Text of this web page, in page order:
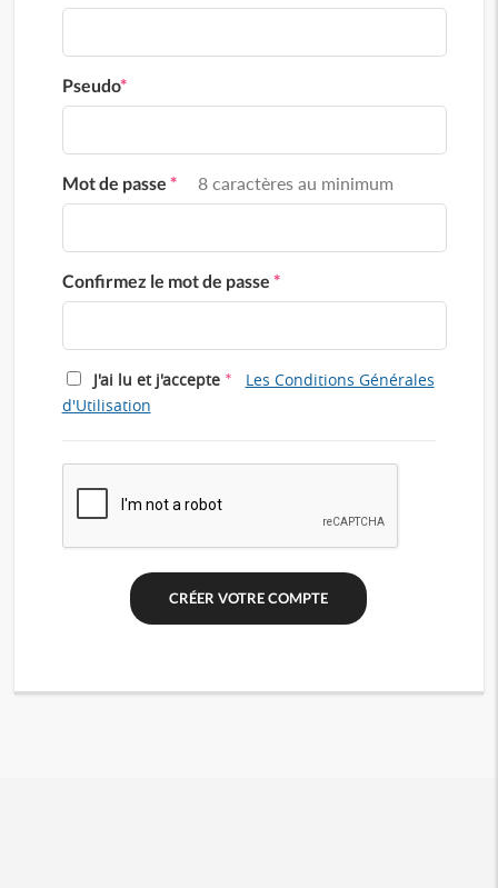
Pseudo*
Mot de passe * 8 caractères au minimum
Confirmez le mot de passe *
J'ai lu et j'accepte *
Les Conditions Générales
d'Utilisation